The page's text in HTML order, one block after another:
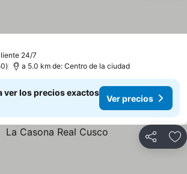
24/7
a 5.0 km de: Centro de la ciudad
ver los precios exactos
Ver precios
Compartir